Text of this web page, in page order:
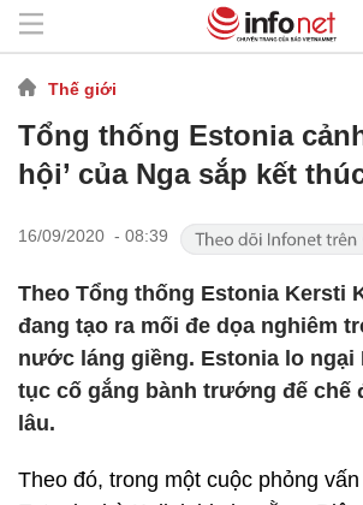
Thế giới
Tổng thống Estonia
hội’ của Nga sắp kết
16/09/2020 - 08:39
Theo Tổng thống Estonia Kersti
đang tạo ra mối đe dọa nghiêm
nước láng giềng. Estonia lo ngại
tục cố gắng bành trướng đế chế
lâu.
Theo đó, trong một cuộc phỏng